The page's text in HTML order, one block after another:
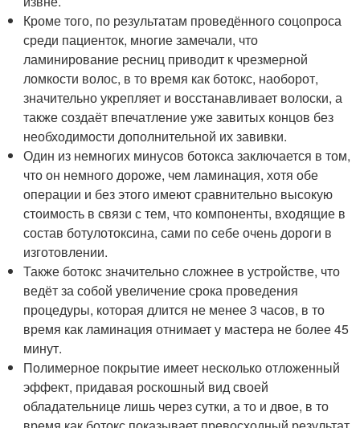
Кроме того, по результатам проведённого соцопроса
среди пациенток, многие замечали, что
ламинирование ресниц приводит к чрезмерной
ломкости волос, в то время как ботокс, наоборот,
значительно укрепляет и восстанавливает волоски, а
также создаёт впечатление уже завитых концов без
необходимости дополнительной их завивки.
Один из немногих минусов ботокса заключается в том,
что он немного дороже, чем ламинация, хотя обе
операции и без этого имеют сравнительно высокую
стоимость в связи с тем, что компоненты, входящие в
состав ботулотоксина, сами по себе очень дороги в
изготовлении.
Также ботокс значительно сложнее в устройстве, что
ведёт за собой увеличение срока проведения
процедуры, которая длится не менее 3 часов, в то
время как ламинация отнимает у мастера не более 45
минут.
Полимерное покрытие имеет несколько отложенный
эффект, придавая роскошный вид своей
обладательнице лишь через сутки, а то и двое, в то